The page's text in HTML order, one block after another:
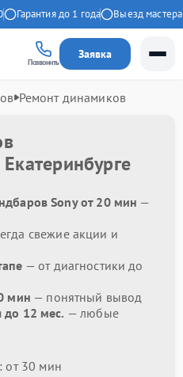
Гарантия до 1 года Выезд мастера
Позвонить
Заявка
Ремонт динамиков
Sony от 20 мин —
свежие акции и
— от диагностики до
мин — понятный вывод
до 12 мес. — любые
от 30 мин